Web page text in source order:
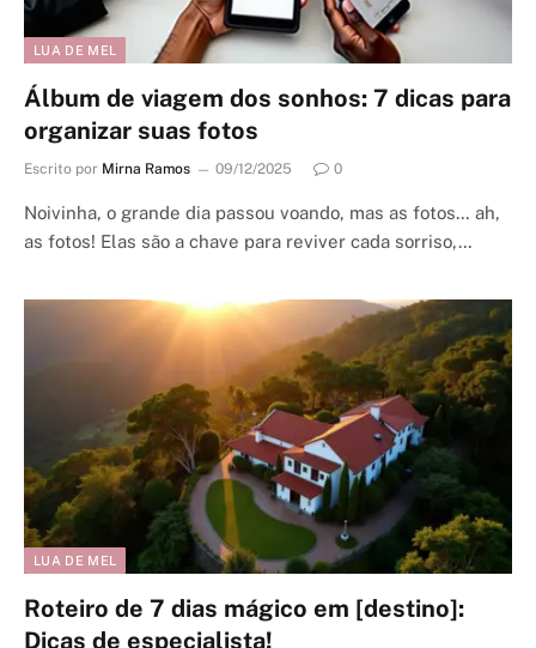
LUA DE MEL
Álbum de viagem dos sonhos: 7 dicas para
organizar suas fotos
Escrito por Mirna Ramos 09/12/2025 0
Noivinha, o grande dia passou voando, mas as fotos… ah,
as fotos! Elas são a chave para reviver cada sorriso,…
LUA DE MEL
Roteiro de 7 dias mágico em [destino]:
Dicas de especialista!